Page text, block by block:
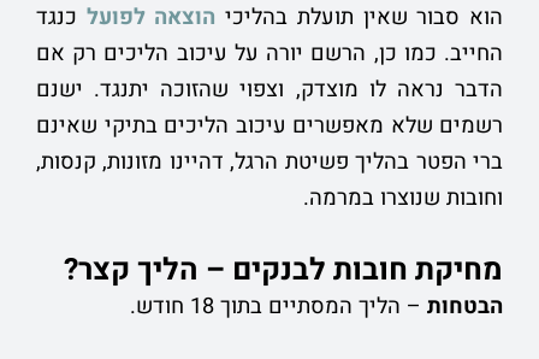
הוא סבור שאין תועלת בהליכי הוצאה לפועל כנגד
החייב. כמו כן, הרשם יורה על עיכוב הליכים רק אם
הדבר נראה לו מוצדק, וצפוי שהזוכה יתנגד. ישנם
רשמים שלא מאפשרים עיכוב הליכים בתיקי שאינם
ברי הפטר בהליך פשיטת הרגל, דהיינו מזונות, קנסות,
וחובות שנוצרו במרמה.
מחיקת חובות לבנקים – הליך קצר?
הבטחות – הליך המסתיים בתוך 18 חודש.